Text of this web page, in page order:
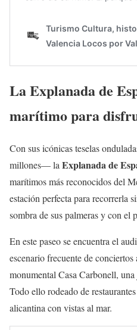
La Explanada de
marítimo para
Con sus icónicas teselas
millones— la Explanada de
marítimos más reconocidos del
estación perfecta para recorrerla
sombra de sus palmeras y con el
En este paseo se encuentra el
escenario frecuente de
monumental Casa Carbonell,
Todo ello rodeado de
alicantina con vistas al mar.